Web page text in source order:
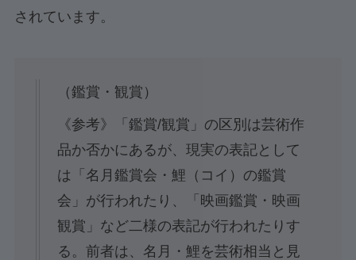
されています。
（鑑賞・観賞）
《参考》「鑑賞/観賞」の区別は芸術作
品か否かにあるが、現実の表記として
は「名月鑑賞会・鯉（コイ）の鑑賞
会」が行われたり、「映画鑑賞・映画
観賞」など二様の表記が行われたりす
る。前者は、名月・鯉を芸術相当と見